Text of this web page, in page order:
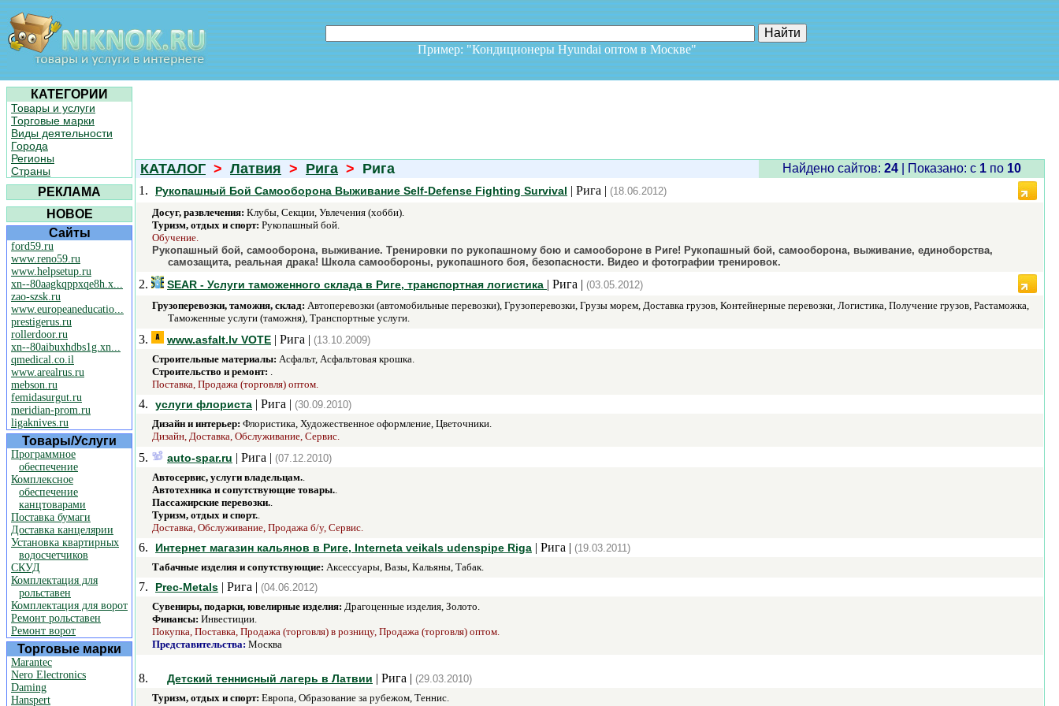
Пример: "Кондиционеры Hyundai оптом в Москве"
КАТЕГОРИИ
Товары и услуги
Торговые марки
Виды деятельности
Города
Регионы
Страны
РЕКЛАМА
НОВОЕ
Сайты
ford59.ru
www.reno59.ru
www.helpsetup.ru
xn--80aagkqppxqe8h.x...
zao-szsk.ru
www.europeaneducatio...
prestigerus.ru
rollerdoor.ru
xn--80aibuxhdbs1g.xn...
qmedical.co.il
www.arealrus.ru
mebson.ru
femidasurgut.ru
meridian-prom.ru
ligaknives.ru
Товары/Услуги
Программное
обеспечение
Комплексное
обеспечение
канцтоварами
Поставка бумаги
Доставка канцелярии
Установка квартирных
водосчетчиков
СКУД
Комплектация для
рольставен
Комплектация для ворот
Ремонт рольставен
Ремонт ворот
Торговые марки
Marantec
Nero Electronics
Daming
Hanspert
КАТАЛОГ > Латвия > Рига > Рига Найдено сайтов: 24| Показано: c 1по 10
1.
Рукопашный Бой Самооборона Выживание Self-Defense Fighting Survival | Рига | (18.06.2012)
Досуг, развлечения: Клубы, Секции, Увлечения (хобби).
Туризм, отдых и спорт: Рукопашный бой.
Обучение.
Рукопашный бой, самооборона, выживание. Тренировки по рукопашному бою и самообороне в Риге! Рукопашный бой, самооборона, выживание, единоборства,
самозащита, реальная драка! Школа самообороны, рукопашного боя, безопасности. Видео и фотографии тренировок.
2. SEAR - Услуги таможенного склада в Риге, транспортная логистика | Рига | (03.05.2012)
Грузоперевозки, таможня, склад: Автоперевозки (автомобильные перевозки), Грузоперевозки, Грузы морем, Доставка грузов, Контейнерные перевозки, Логистика, Получение грузов, Растаможка,
Таможенные услуги (таможня), Транспортные услуги.
3. www.asfalt.lv VOTE | Рига | (13.10.2009)
Строительные материалы: Асфальт, Асфальтовая крошка.
Строительство и ремонт: .
Поставка, Продажа (торговля) оптом.
4. услуги флориста | Рига | (30.09.2010)
Дизайн и интерьер: Флористика, Художественное оформление, Цветочники.
Дизайн, Доставка, Обслуживание, Сервис.
5. auto-spar.ru | Рига | (07.12.2010)
Автосервис, услуги владельцам..
Автотехника и сопутствующие товары..
Пассажирские перевозки..
Туризм, отдых и спорт..
Доставка, Обслуживание, Продажа б/у, Сервис.
6. Интернет магазин кальянов в Риге, Interneta veikals udenspipe Riga | Рига | (19.03.2011)
Табачные изделия и сопутствующие: Аксессуары, Вазы, Кальяны, Табак.
7. Prec-Metals | Рига | (04.06.2012)
Сувениры, подарки, ювелирные изделия: Драгоценные изделия, Золото.
Финансы: Инвестиции.
Покупка, Поставка, Продажа (торговля) в розницу, Продажа (торговля) оптом.
Представительства: Москва
8. Детский теннисный лагерь в Латвии | Рига | (29.03.2010)
Туризм, отдых и спорт: Европа, Образование за рубежом, Теннис.